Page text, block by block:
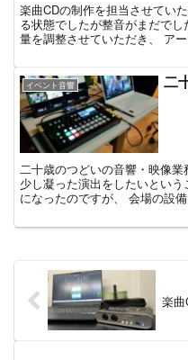
楽曲CDの制作を担当させてい
る状態でしたが整音がまだで
量を調整させていただき、 ア
イベント音響 二
二十歳のつどいの音響・映像業
少し凝った演出をしたいとい
になったのですが、 会場の設
楽